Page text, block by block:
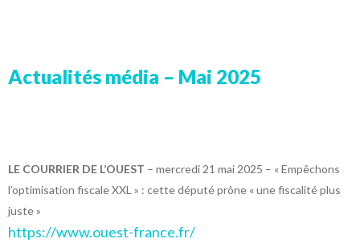
Actualités média – Mai 2025
LE COURRIER DE L’OUEST – mercredi 21 mai 2025 – « Empêchons
l’optimisation fiscale XXL » : cette député prône « une fiscalité plus
juste »
https://www.ouest-france.fr/